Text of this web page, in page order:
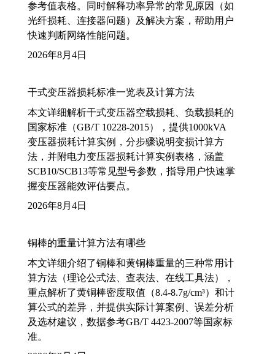
参考值表格。同时解释功率异常的常见原因（如
光纤损耗、连接器问题）及解决方案，帮助用户
快速判断网络性能问题。
2026年8月4日
干式变压器损耗标准一览表及计算方法
本文详细解析干式变压器空载损耗、负载损耗的
国家标准（GB/T 10228-2015），提供1000kVA
变压器损耗计算实例，分步骤说明变损计算方
法，并附电力变压器损耗计算实例表格，涵盖
SCB10/SCB13等常见型号参数，指导用户快速掌
握变压器能效评估要点。
2026年8月4日
铜棒的重量计算方法有哪些
本文详细介绍了铜棒和黄铜棒重量的三种常用计
算方法（理论公式法、查表法、在线工具法），
重点解析了黄铜棒密度取值（8.4-8.7g/cm³）和计
算公式的差异，并提供实际计算案例、误差分析
及选材建议，数据参考GB/T 4423-2007等国家标
准。